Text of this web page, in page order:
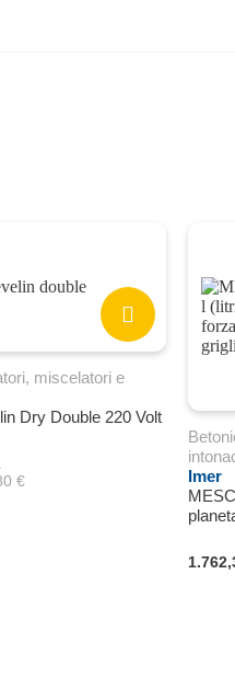
miscelatori e
Dry Double 220 Volt
€
Imer